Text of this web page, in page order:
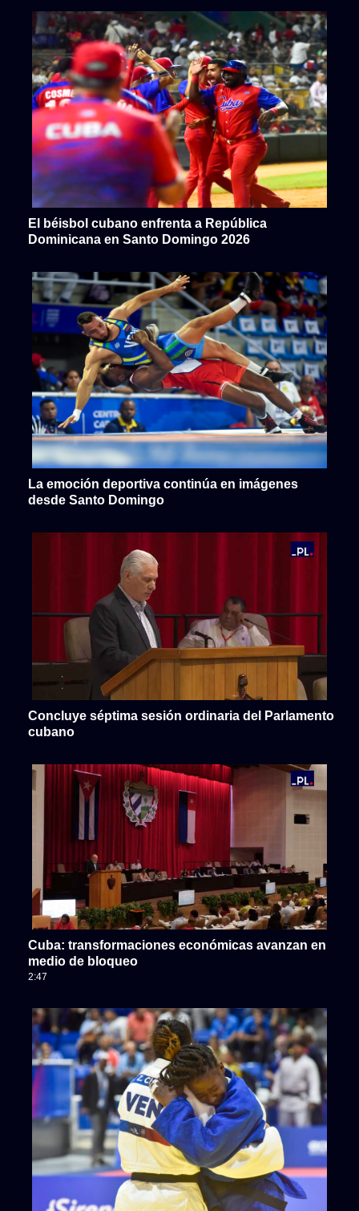
El béisbol cubano enfrenta a República
Dominicana en Santo Domingo 2026
La emoción deportiva continúa en imágenes
desde Santo Domingo
Concluye séptima sesión ordinaria del Parlamento
cubano
Cuba: transformaciones económicas avanzan en
medio de bloqueo
2:47